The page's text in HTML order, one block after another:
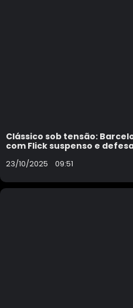
Clássico sob tensão:
com Flick suspenso e
23/10/2025 09:51